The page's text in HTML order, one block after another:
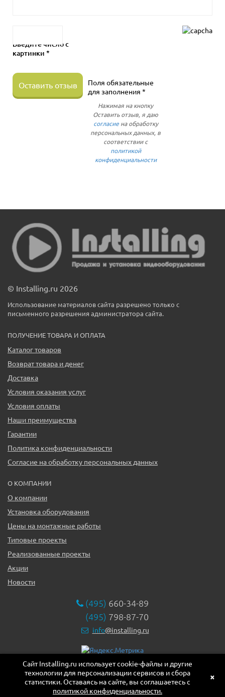
Введите число с
картинки *
Оставить отзыв
Поля обязательные
для заполнения *
Нажимая на кнопку
Оставить отзыв, я даю
согласиена обработку
персональных данных, в
соответствии с
политикой
конфиденциальности
© Installing.ru 2026
Использование материалов сайта разрешено только с
письменного разрешения администратора сайта.
ПОЛУЧЕНИЕ ТОВАРА И ОПЛАТА
Каталог товаров
Возврат товара и денег
Доставка
Условия оказания услуг
Условия оплаты
Наши преимущества
Гарантии
Политика конфиденциальности
Согласие на обработку персональных данных
О КОМПАНИИ
О компании
Установка оборудования
Цены на монтажные работы
Типовые проекты
Реализованные проекты
Акции
Новости
(495) 660-34-89
(495) 798-87-70
info@installing.ru
119331, г. Москва ул. Марии Ульяновой дом 17а, этаж 2,
офис 10
Сайт Installing.ru использует cookie-файлы и другие
технологии для персонализации сервисов и сбора
статистики. Оставаясь на сайте, вы соглашаетесь с
политикой конфиденциальности.
×